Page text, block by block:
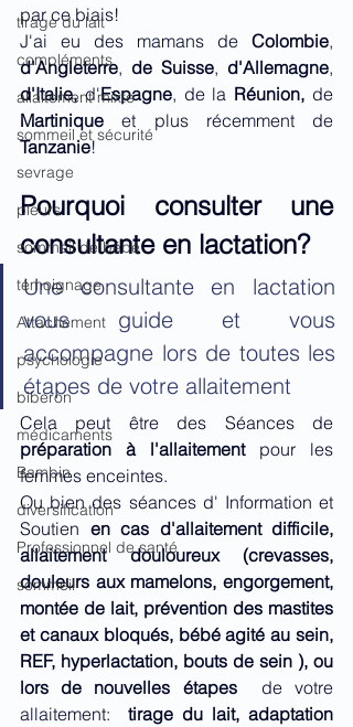
tirage du lait
compléments
allaitement mixte
sommeil et sécurité
sevrage
pleurs
sommeil de bébé
témoignage
Attachement
psychologie
biberon
médicaments
Bambin
diversification
Professionnel de santé
sommeil
par ce biais!
J'ai eu des mamans de Colombie
d'Angleterre, de Suisse, d'Allemagne
d'Italie, d'Espagne, de la Réunion,
Martinique
Tanzanie!
Pourquoi consulter une
consultante en lactation?
​Une consultante en lactation
vous guide et vous
accompagne lors de toutes les
étapes de votre allaitement
préparation à l'allaitement pour les
femmes enceintes.
Ou bien des séances d' Information et
Soutien en cas d'allaitement difficile,
allaitement douloureux (crevasses,
douleurs aux mamelons, engorgement,
montée de lait, prévention des mastites
et canaux bloqués, bébé agité au sein,
REF, hyperlactation, bouts de sein ), ou
lors de nouvelles étapes de votre
allaitement:
tirage du lait, adaptation